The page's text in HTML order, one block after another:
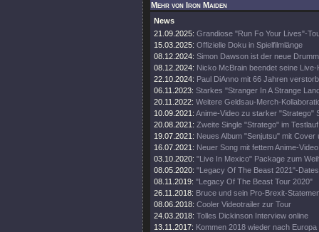
Mehr von Iron Maiden
News
21.09.2025: Grandiose "Run Fo Your Lives"-
15.03.2025: Offizielle Doku in Spielfilmlänge
08.12.2024: Simon Dawson ist der neue
08.12.2024: Nicko McBrain beendet seine Live-
22.10.2024: Paul DiAnno mit 66 Jahren
06.11.2023: Starkes "Stranger In A Strange
20.11.2022: Weitere Geldsau-Merch-
10.09.2021: Anime-Video zu starker "Stratego"
20.08.2021: Zweite Single "Stratego" im Testlauf
19.07.2021: Neues Album "Senjutsu" mit Cover
16.07.2021: Neuer Song mit fettem Anime-Video
03.10.2020: "Live In Mexico" Package zum
08.05.2020: "Legacy Of The Beast 2021"-Dates
08.11.2019: "Legacy Of The Beast Tour 2020"
26.11.2018: Bruce und sein Pro-Brexit-
08.06.2018: Cooler Videotrailer zur Tour
24.03.2018: Tolles Dickinson Interview online
13.11.2017: Kommen 2018 wieder nach Europa